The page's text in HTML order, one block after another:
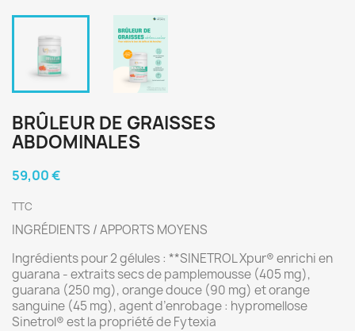
BRÛLEUR DE GRAISSES
ABDOMINALES
59,00 €
TTC
INGRÉDIENTS / APPORTS MOYENS
Ingrédients pour 2 gélules : **SINETROL Xpur® enrichi en
guarana - extraits secs de pamplemousse (405 mg),
guarana (250 mg), orange douce (90 mg) et orange
sanguine (45 mg), agent d’enrobage : hypromellose
Sinetrol® est la propriété de Fytexia